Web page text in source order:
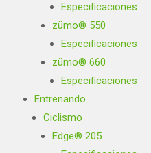
Especificaciones
zümo® 550
Especificaciones
zümo® 660
Especificaciones
Entrenando
Ciclismo
Edge® 205